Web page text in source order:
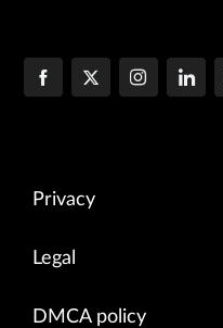
Privacy
Legal
DMCA policy